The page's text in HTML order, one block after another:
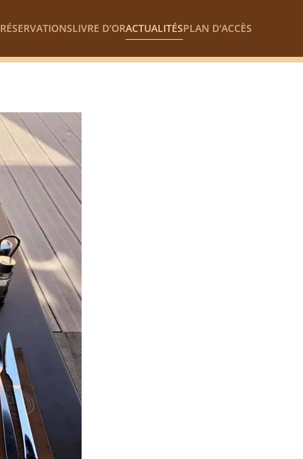
RÉSERVATIONSLIVRE D'ORACTUALITÉSPLAN D'ACCÈS